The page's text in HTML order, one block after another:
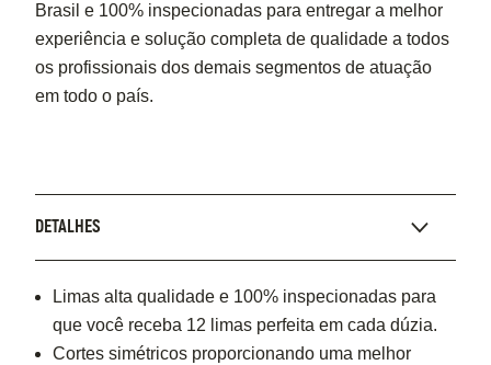
Brasil e 100% inspecionadas para entregar a melhor
experiência e solução completa de qualidade a todos
os profissionais dos demais segmentos de atuação
em todo o país.
DETALHES
Limas alta qualidade e 100% inspecionadas para
que você receba 12 limas perfeita em cada dúzia.
Cortes simétricos proporcionando uma melhor